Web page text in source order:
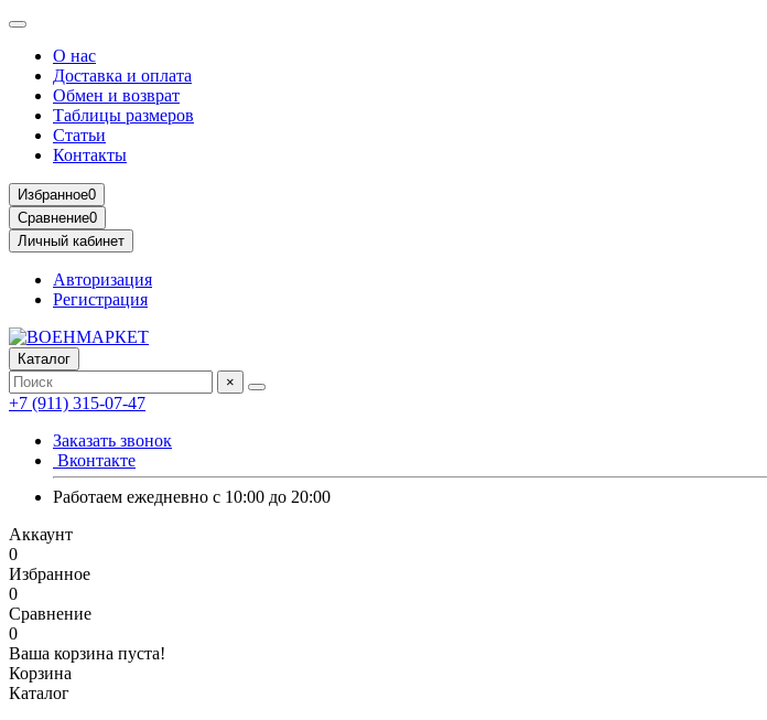
О нас
Доставка и оплата
Обмен и возврат
Таблицы размеров
Статьи
Контакты
Избранное0
Сравнение0
Личный кабинет
Авторизация
Регистрация
Каталог
×
+7 (911) 315-07-47
Заказать звонок
Вконтакте
Работаем ежедневно с 10:00 до 20:00
Аккаунт
0
Избранное
0
Сравнение
0
Ваша корзина пуста!
Корзина
Каталог